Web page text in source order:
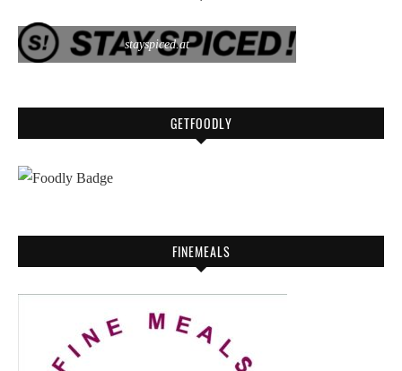
stayspiced.at
GETFOODLY
FINEMEALS